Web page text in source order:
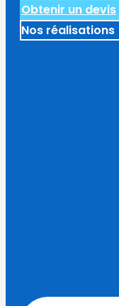
Obtenir un devis
Nos réalisations